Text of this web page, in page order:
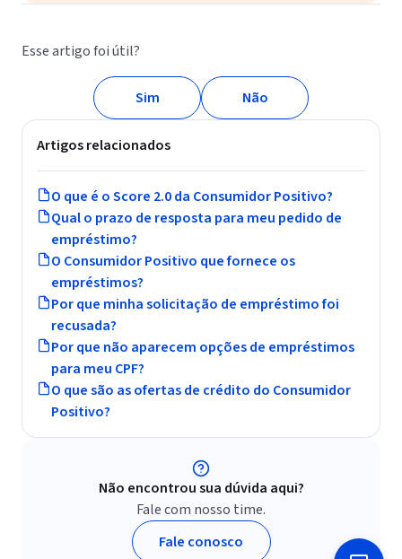
Baixe o app e monitore grátis seu CPF
A Acordo Certo em conjunto com a Consumidor Positivo
um aplicativo para você transformar sua relação com suas
Veja todas as suas dívidas negativadas e quem
Esse artigo foi útil?
Sim Não
Artigos relacionados
O que é o Score 2.0 da Consumidor Positivo?
Qual o prazo de resposta para meu pedido de
empréstimo?
O Consumidor Positivo que fornece os
empréstimos?
Por que minha solicitação de empréstimo foi
recusada?
Por que não aparecem opções de empréstimos
para meu CPF?
O que são as ofertas de crédito do Consumidor
Positivo?
Não encontrou sua dúvida aqui?
Fale com nosso time.
Fale conosco